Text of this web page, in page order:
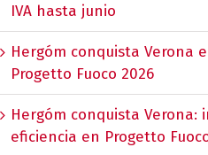
IVA hasta junio
Hergóm conquista Verona
Progetto Fuoco 2026
Hergóm conquista Verona:
eficiencia en Progetto